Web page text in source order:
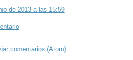
de 2013 a las 15:59
comentarios (Atom)